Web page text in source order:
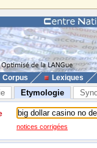
Corpus Lexiques
Etymologie
notices corrigées